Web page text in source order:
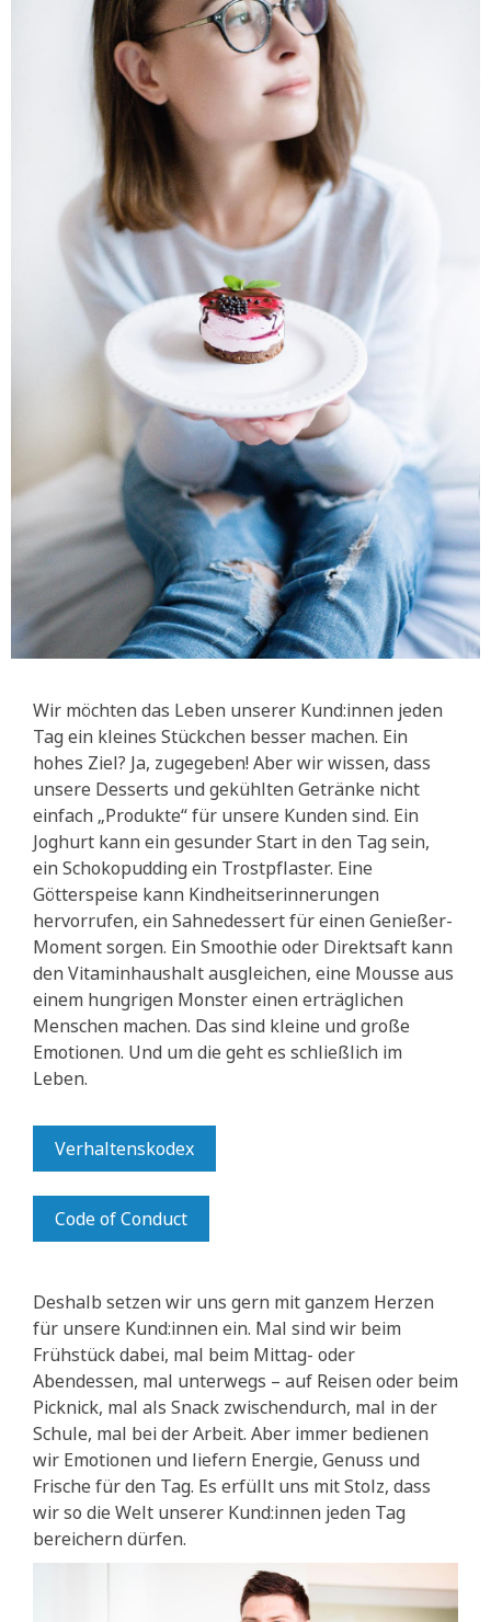
Wir möchten das Leben unserer Kund:innen jeden
Tag ein kleines Stückchen besser machen. Ein
hohes Ziel? Ja, zugegeben! Aber wir wissen, dass
unsere Desserts und gekühlten Getränke nicht
einfach „Produkte“ für unsere Kunden sind. Ein
Joghurt kann ein gesunder Start in den Tag sein,
ein Schokopudding ein Trostpflaster. Eine
Götterspeise kann Kindheitserinnerungen
hervorrufen, ein Sahnedessert für einen Genießer-
Moment sorgen. Ein Smoothie oder Direktsaft kann
den Vitaminhaushalt ausgleichen, eine Mousse aus
einem hungrigen Monster einen erträglichen
Menschen machen. Das sind kleine und große
Emotionen. Und um die geht es schließlich im
Leben.
Verhaltenskodex
Code of Conduct
Deshalb setzen wir uns gern mit ganzem Herzen
für unsere Kund:innen ein. Mal sind wir beim
Frühstück dabei, mal beim Mittag- oder
Abendessen, mal unterwegs – auf Reisen oder beim
Picknick, mal als Snack zwischendurch, mal in der
Schule, mal bei der Arbeit. Aber immer bedienen
wir Emotionen und liefern Energie, Genuss und
Frische für den Tag. Es erfüllt uns mit Stolz, dass
wir so die Welt unserer Kund:innen jeden Tag
bereichern dürfen.